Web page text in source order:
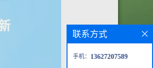
联系方式
手机： 13627207589